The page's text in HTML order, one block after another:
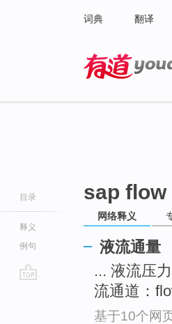
词典 翻译
目录
释义
例句
sap flow
网络释义
液流通量
... 液流压
流通道：
基于10个网